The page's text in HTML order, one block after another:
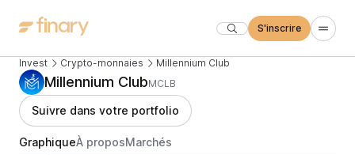
S'inscrire
Invest Crypto-monnaies Millennium Club
Millennium ClubMCLB
Suivre dans votre portfolio
GraphiqueÀ proposMarchés